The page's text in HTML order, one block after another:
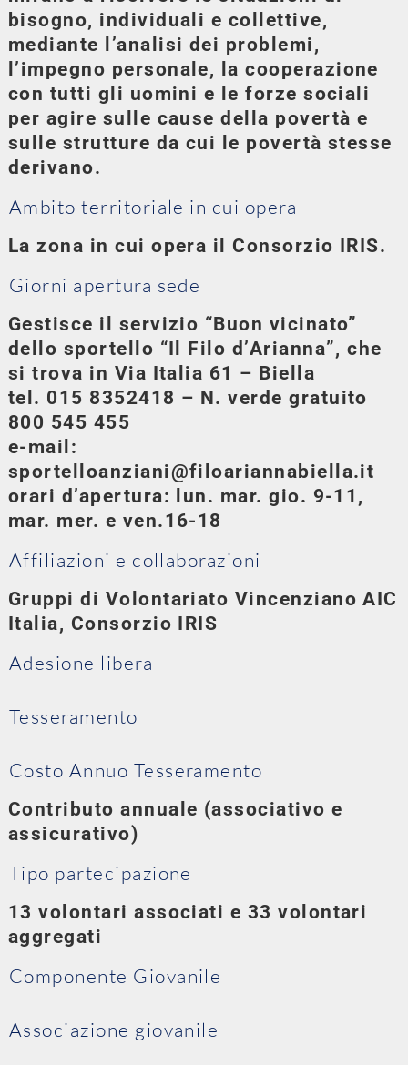
bisogno, individuali e collettive,
mediante l’analisi dei problemi,
l’impegno personale, la cooperazione
con tutti gli uomini e le forze sociali
per agire sulle cause della povertà e
sulle strutture da cui le povertà stesse
derivano.
Ambito territoriale in cui opera
La zona in cui opera il Consorzio IRIS.
Giorni apertura sede
Gestisce il servizio “Buon vicinato”
dello sportello “Il Filo d’Arianna”, che
si trova in Via Italia 61 – Biella
tel. 015 8352418 – N. verde gratuito
800 545 455
e-mail:
sportelloanziani@filoariannabiella.it
orari d’apertura: lun. mar. gio. 9-11,
mar. mer. e ven.16-18
Affiliazioni e collaborazioni
Gruppi di Volontariato Vincenziano AIC
Italia, Consorzio IRIS
Adesione libera
Tesseramento
Costo Annuo Tesseramento
Contributo annuale (associativo e
assicurativo)
Tipo partecipazione
13 volontari associati e 33 volontari
aggregati
Componente Giovanile
Associazione giovanile